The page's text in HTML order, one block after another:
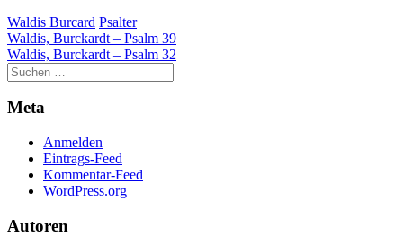
Waldis Burcard Psalter
Beitragsnavigation
Waldis, Burckardt – Psalm 39
Waldis, Burckardt – Psalm 32
Meta
Anmelden
Eintrags-Feed
Kommentar-Feed
WordPress.org
Autoren